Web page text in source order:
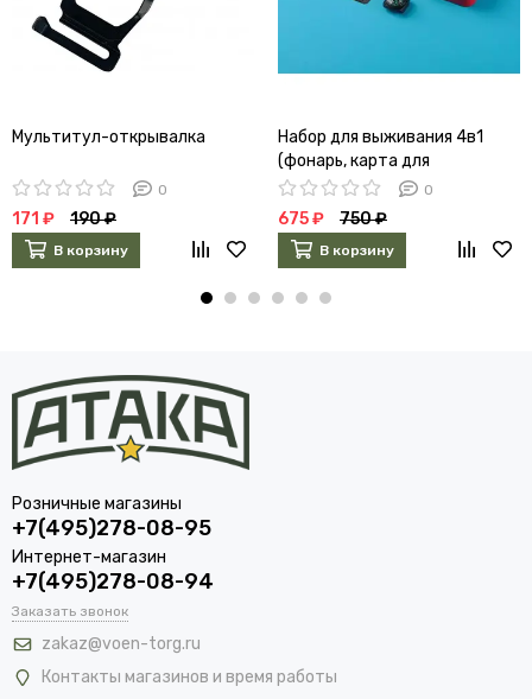
Мультитул-открывалка
0
171 ₽ 190 ₽
В корзину
Набор для выживания 4в1
(фонарь, карта для
выживания, паракорд,
компас) 5087953
0
675 ₽ 750 ₽
В корзину
Розничные магазины
+7(495)278-08-95
Интернет-магазин
+7(495)278-08-94
Заказать звонок
zakaz@voen-torg.ru
Контакты магазинов и время работы